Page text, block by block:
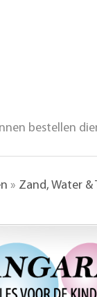
bestellen
» Zand, Water &